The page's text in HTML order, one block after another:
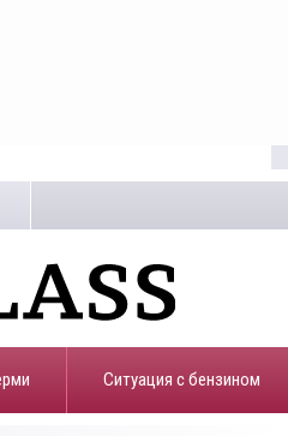
​Ситуация с бензином